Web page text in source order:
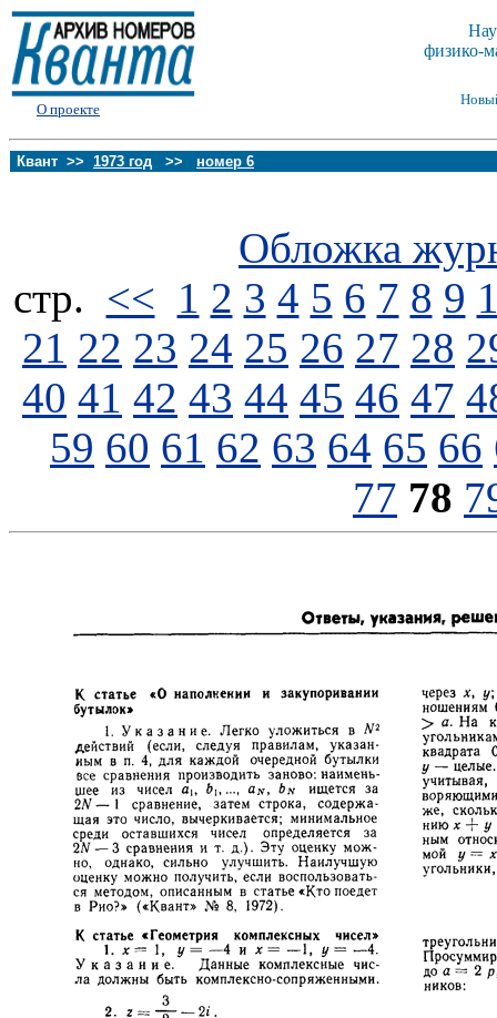
О проекте
физико-
Квант >> 1973 год >> номер 6
Обложка
стp. << 1 2 3 4 5 6 7 8 9
21 22 23 24 25 26 27 28
40 41 42 43 44 45 46 47
59 60 61 62 63 64 65 66
77 78